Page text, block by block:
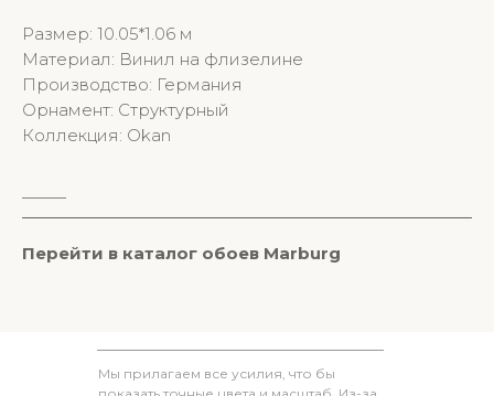
Размер: 10.05*1.06 м
Материал: Винил на флизелине
Производство: Германия
Орнамент: Структурный
Коллекция: Okan
Перейти в каталог обоев Marburg
Мы прилагаем все усилия, что бы